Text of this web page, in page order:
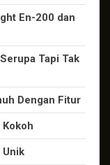
En-200 dan
Tapi Tak
Dengan Fitur
Kokoh
Unik